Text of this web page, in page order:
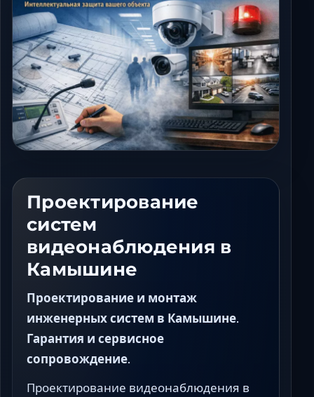
Нальчик
Новороссийск
Пятигорск
Ростов-на-Дону
Севастополь
Симферополь
Сочи
Ставрополь
Феодосия
Проектирование
систем
видеонаблюдения в
Камышине
Проектирование и монтаж
инженерных систем в Камышине.
Гарантия и сервисное
сопровождение.
Проектирование видеонаблюдения в